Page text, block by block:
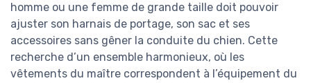
homme ou une femme de grande taille doit pouvoir
ajuster son harnais de portage, son sac et ses
accessoires sans gêner la conduite du chien. Cette
recherche d’un ensemble harmonieux, où les
vêtements du maître correspondent à l’équipement du